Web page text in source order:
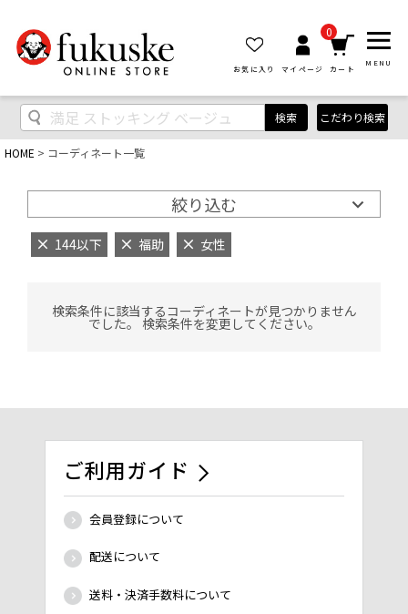
お気に入り マイページ
0
カート
MENU
検索 こだわり検索
HOME コーディネート一覧
絞り込む
144以下 福助 女性
検索条件に該当するコーディネートが見つかりません
でした。 検索条件を変更してください。
ご利用ガイド
会員登録について
配送について
送料・決済手数料について